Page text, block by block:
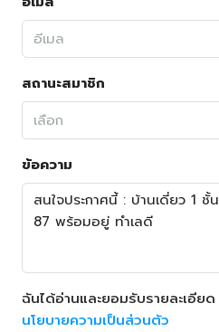
สถานะสมาชิก
เลือก
ข้อความ
ฉันได้อ่านและยอมรับรายละเอียด
นโยบายความเป็นส่วนตัว